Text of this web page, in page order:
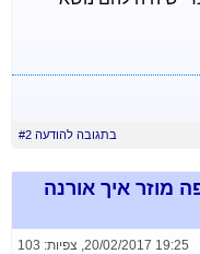
בתגובה להודעה #2
מוזר איך אורנה
20/02/2017 19:25 צפיות: 103